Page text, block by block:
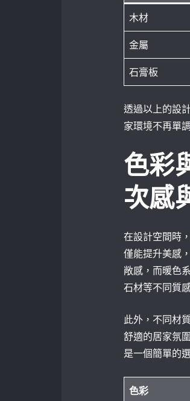
木材
金屬
石膏板
透過以上的設
家環境不再單
色彩
次感
在設計空間時
僅能提升美感
敞感，而暖色
石材等不同質
此外，不同材
舒適的居家氛
是一個簡單的
色彩